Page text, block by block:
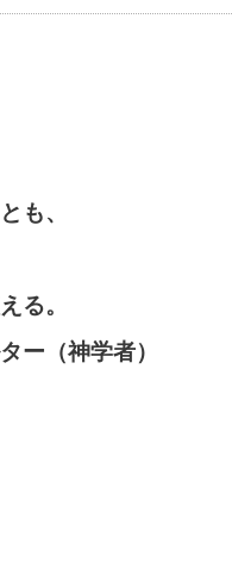
も、
る。
ー（神学者）